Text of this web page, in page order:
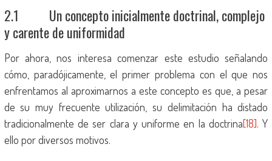
2.1 Un concepto inicialmente doctrinal, complejo
y carente de uniformidad
Por ahora, nos interesa comenzar este estudio señalando
cómo, paradójicamente, el primer problema con el que nos
enfrentamos al aproximarnos a este concepto es que, a pesar
de su muy frecuente utilización, su delimitación ha distado
tradicionalmente de ser clara y uniforme en la doctrina[18]. Y
ello por diversos motivos.